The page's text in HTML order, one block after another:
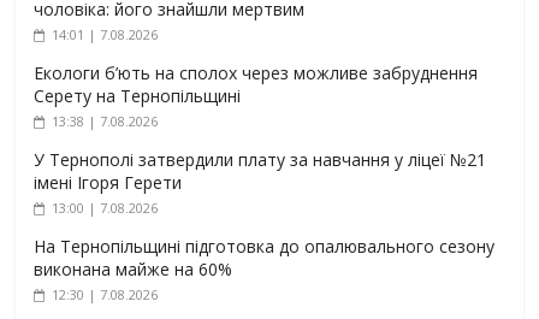
чоловіка: його знайшли мертвим
14:01 | 7.08.2026
Екологи б’ють на сполох через можливе забруднення
Серету на Тернопільщині
13:38 | 7.08.2026
У Тернополі затвердили плату за навчання у ліцеї №21
імені Ігоря Герети
13:00 | 7.08.2026
На Тернопільщині підготовка до опалювального сезону
виконана майже на 60%
12:30 | 7.08.2026